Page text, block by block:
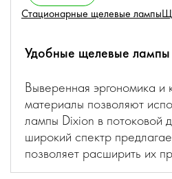
Стационарные щелевые лампы
Удобные щелевые лампы
Выверенная эргономика и
материалы позволяют
лампы Dixion в потоковой
широкий спектр
позволяет расширить их